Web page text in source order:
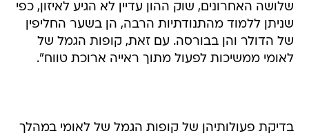
שלושה האחרונים, שוק ההון עדיין לא הגיע לאיזון, כפי
שניתן ללמוד מהתנודתיות הרבה, הן בשער החליפין
של הדולר והן בבורסה. עם זאת, קופות הגמל של
לאומי ממשיכות לפעול מתוך ראייה ארוכת טווח".
בדיקת פעולותיהן של קופות הגמל של לאומי במהלך